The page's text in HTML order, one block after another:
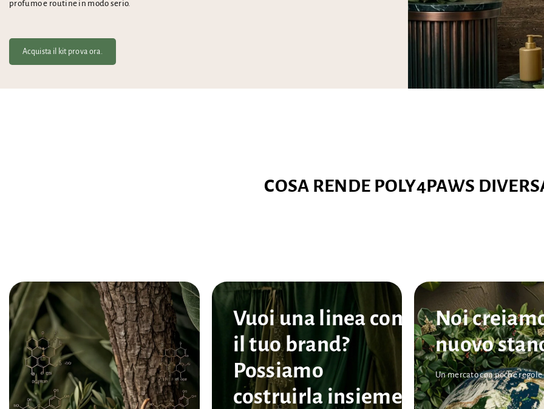
profumo e routine in modo serio.
Acquista il kit prova ora.
COSA RENDE POLY4PAWS
Vuoi una linea con
il tuo brand?
Possiamo
costruirla insieme.
Un mercato con poche regole
Noi
nuovo